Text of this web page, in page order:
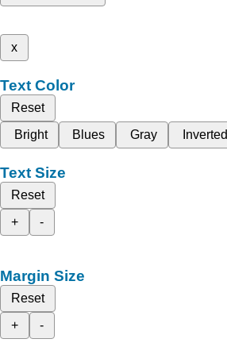
x
Text Color
Reset
Bright
Blues Gray Inverted
Text Size
Reset
+
-
Margin Size
Reset
+
-